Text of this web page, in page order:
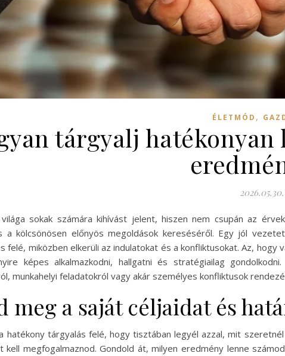
ÉLETMÓD ,
tárgyalj hatékonyan
2026.05.30.
sokak számára kihívást jelent, hiszen nem csupán az
a kölcsönösen előnyös megoldások kereséséről. Egy jól
felé, miközben elkerüli az indulatokat és a konfliktusokat. Az, hogy
képes alkalmazkodni, hallgatni és stratégiailag
munkahelyi feladatokról vagy akár személyes konfliktusok
meg a saját céljaidat és
hatékony tárgyalás felé, hogy tisztában legyél azzal, mit
kell megfogalmaznod. Gondold át, milyen eredmény lenne